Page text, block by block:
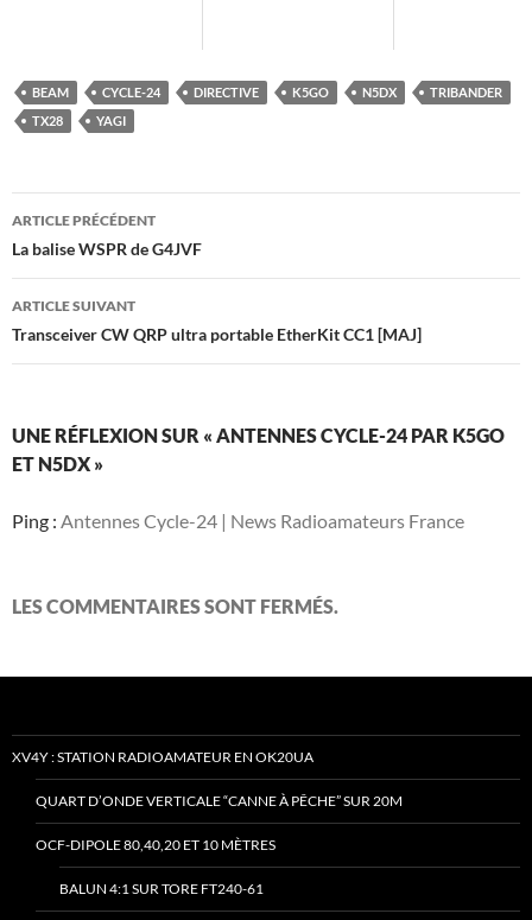
BEAM CYCLE-24 DIRECTIVE K5GO N5DX
TRIBANDER
TX28
YAGI
Navigation
des
articles
ARTICLE PRÉCÉDENT
La balise WSPR de G4JVF
ARTICLE SUIVANT
Transceiver CW QRP ultra portable EtherKit CC1 [MAJ]
UNE RÉFLEXION SUR « ANTENNES CYCLE-24 PAR K5GO
ET N5DX »
Ping : Antennes Cycle-24 | News Radioamateurs France
LES COMMENTAIRES SONT FERMÉS.
XV4Y : STATION RADIOAMATEUR EN OK20UA
QUART D’ONDE VERTICALE “CANNE À PÊCHE” SUR 20M
OCF-DIPOLE 80,40,20 ET 10 MÈTRES
BALUN 4:1 SUR TORE FT240-61